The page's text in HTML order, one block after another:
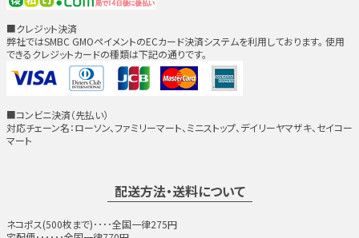
■クレジット決済
弊社ではSMBC GMOペイメントのECカード決済システムを利用しております。 使用
できるクレジットカードの種類は下記の通りです。
■コンビニ決済（先払い）
対応チェーン名：ローソン、ファミリーマート、ミニストップ、デイリーヤマザキ、セイコー
マート
配送方法・送料について
ネコポス(500枚まで)････全国一律275円